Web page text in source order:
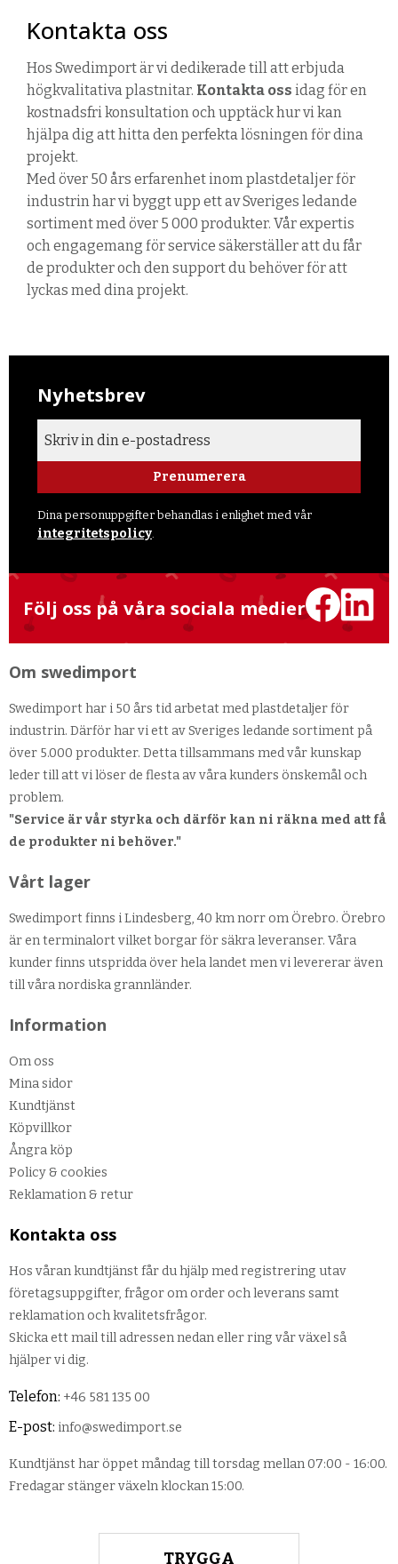
Kontakta oss
Hos Swedimportär vi dedikerade till att erbjuda
högkvalitativaplastnitar. Kontakta oss idag för en
kostnadsfri konsultation och upptäck hur vi kan
hjälpa dig att hitta den perfekta lösningen för dina
projekt.
Med över 50 års erfarenhet inom plastdetaljer för
industrin har vi byggt upp ett av Sveriges ledande
sortiment med över 5 000 produkter. Vår expertis
och engagemang för service säkerställer att du får
de produkter och den support du behöver för att
lyckas med dina projekt.
Nyhetsbrev
Prenumerera
Dina personuppgifter behandlas i enlighet med vår
integritetspolicy
Följ oss på våra sociala medier
Om swedimport
Swedimport har i 50 års tid arbetat med plastdetaljer för
industrin. Därför har vi ett av Sveriges ledande sortiment på
över 5.000 produkter. Detta tillsammans med vår kunskap
leder till att vi löser de flesta av våra kunders önskemål och
problem.
"Service är vår styrka och därför kan ni räkna med att få
de produkter ni behöver."
Vårt lager
Swedimport finns i Lindesberg, 40 km norr om Örebro. Örebro
är en terminalort vilket borgar för säkra leveranser. Våra
kunder finns utspridda över hela landet men vi levererar även
till våra nordiska grannländer.
Information
Om oss
Mina sidor
Kundtjänst
Köpvillkor
Ångra köp
Policy & cookies
Reklamation & retur
Kontakta oss
Hos våran kundtjänst får du hjälp med registrering utav
företagsuppgifter, frågor om order och leverans samt
reklamation och kvalitetsfrågor.
Skicka ett mail till adressen nedan eller ring vår växel så
hjälper vi dig.
Telefon: +46 581 135 00
E-post: info@swedimport.se
Kundtjänst har öppet måndag till torsdag mellan 07:00 - 16:00.
Fredagar stänger växeln klockan 15:00.
TRYGGA